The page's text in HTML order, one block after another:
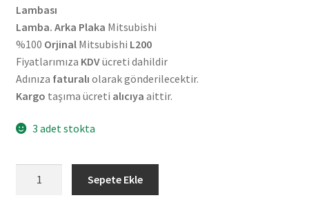
Lambası
Lamba. Arka Plaka Mitsubishi
%100 OrjinalMitsubishi L200
Fiyatlarımıza KDVücreti dahildir
Adınıza faturalı olarak gönderilecektir.
Kargo taşıma ücreti alıcıya aittir.
3 adet stokta
Sepete Ekle